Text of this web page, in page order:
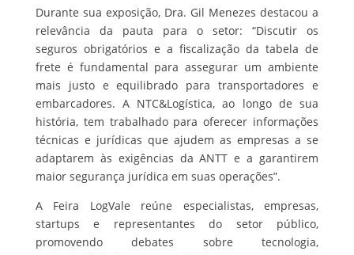
Durante sua exposição, Dra. Gil Menezes destacou a
relevância da pauta para o setor: “Discutir os
seguros obrigatórios e a fiscalização da tabela de
frete é fundamental para assegurar um ambiente
mais justo e equilibrado para transportadores e
embarcadores. A NTC&Logística, ao longo de sua
história, tem trabalhado para oferecer informações
técnicas e jurídicas que ajudem as empresas a se
adaptarem às exigências da ANTT e a garantirem
maior segurança jurídica em suas operações”.
A Feira LogVale reúne especialistas, empresas,
startups e representantes do setor público,
promovendo debates sobre tecnologia,